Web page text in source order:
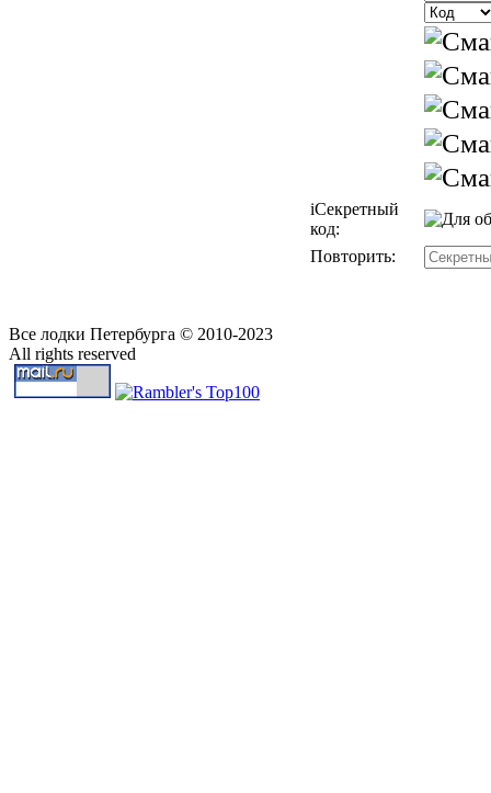
iСекретный
код:
Повторить:
Все лодки Петербурга © 2010-2023
All rights reserved